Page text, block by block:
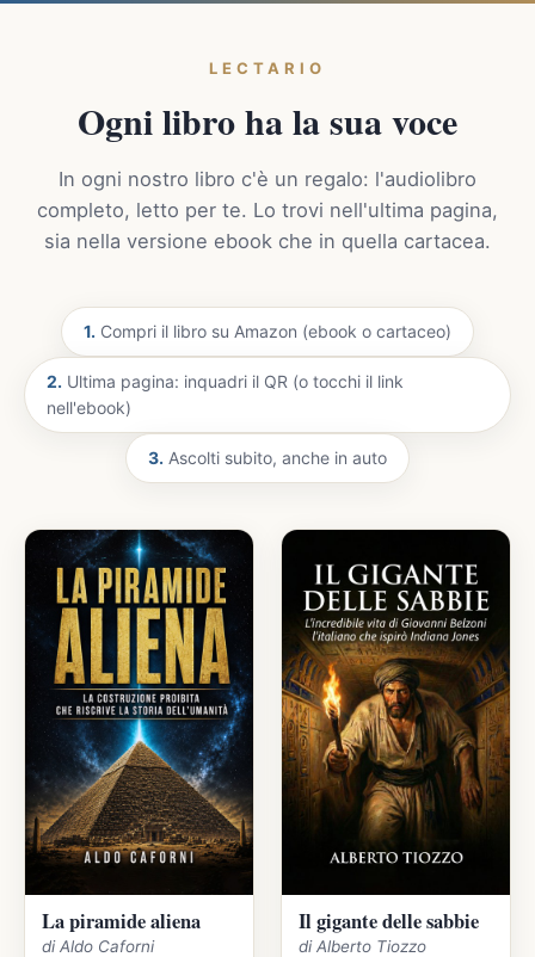
LECTARIO
Ogni libro ha la sua voce
In ogni nostro libro c'è un regalo: l'audiolibro
completo, letto per te. Lo trovi nell'ultima pagina,
sia nella versione ebook che in quella cartacea.
1. Compri il libro su Amazon (ebook o cartaceo)
2. Ultima pagina: inquadri il QR (o tocchi il link
nell'ebook)
3. Ascolti subito, anche in auto
La piramide aliena
di Aldo Caforni
Il gigante delle sabbie
di Alberto Tiozzo